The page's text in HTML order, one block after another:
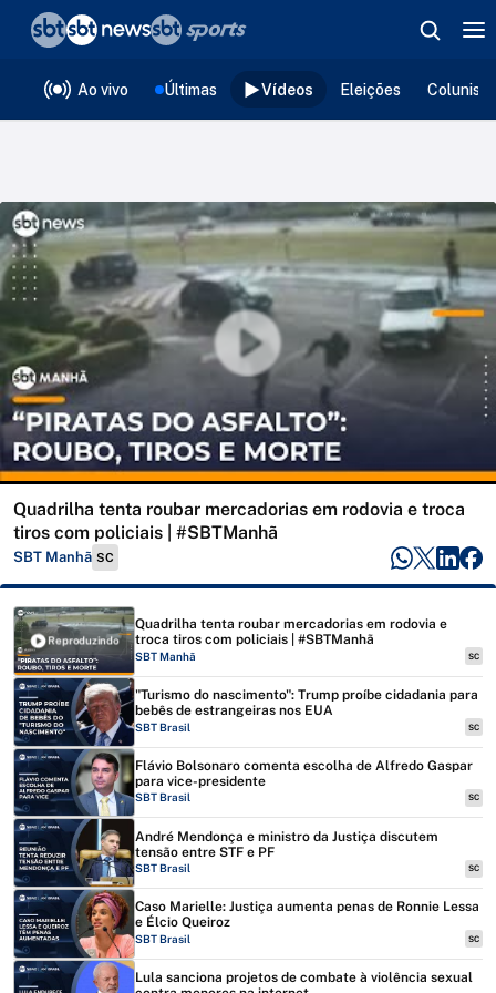
Ao vivo Últimas Vídeos Eleições
Quadrilha tenta roubar mercadorias em rodovia e troca
tiros com policiais | #SBTManhã
SBT Manhã SC
Reproduzindo
Quadrilha tenta roubar mercadorias em rodovia e
troca tiros com policiais | #SBTManhã
SBT Manhã SC
"Turismo do nascimento": Trump proíbe cidadania para
bebês de estrangeiras nos EUA
SBT Brasil SC
Flávio Bolsonaro comenta escolha de Alfredo Gaspar
para vice-presidente
SBT Brasil SC
André Mendonça e ministro da Justiça discutem
tensão entre STF e PF
SBT Brasil SC
Caso Marielle: Justiça aumenta penas de Ronnie Lessa
e Élcio Queiroz
SBT Brasil SC
Lula sanciona projetos de combate à violência sexual
❮voltar
Editorias